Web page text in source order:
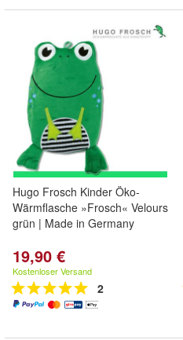
Hugo Frosch Kinder Öko-
Wärmflasche »Frosch« Velours
grün | Made in Germany
19,90 €
Kostenloser Versand
2